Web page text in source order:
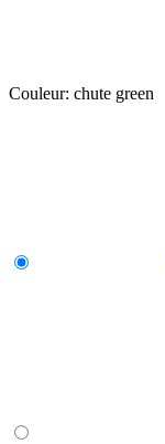
Couleur: chute green